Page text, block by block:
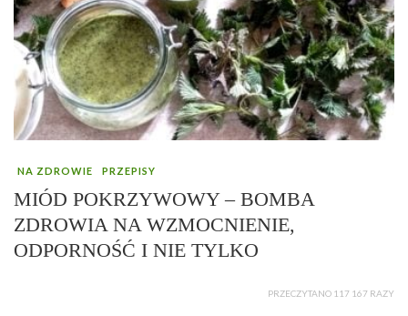
NA ZDROWIE PRZEPISY
MIÓD POKRZYWOWY – BOMBA
ZDROWIA NA WZMOCNIENIE,
ODPORNOŚĆ I NIE TYLKO
PRZECZYTANO 117 167 RAZY